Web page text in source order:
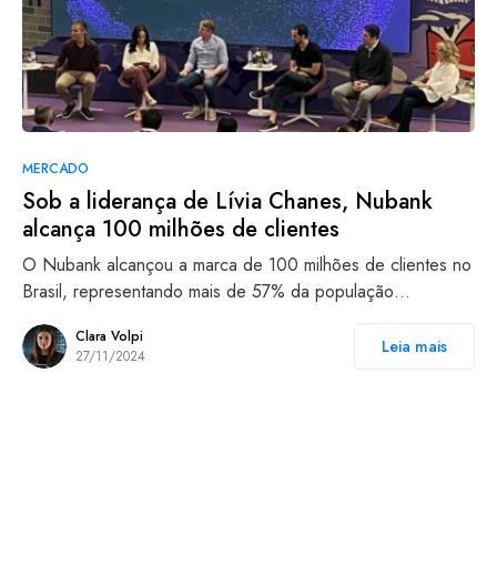
MERCADO
Sob a liderança de Lívia Chanes, Nubank
alcança 100 milhões de clientes
O Nubank alcançou a marca de 100 milhões de clientes no
Brasil, representando mais de 57% da população…
Clara Volpi
27/11/2024
Leia mais